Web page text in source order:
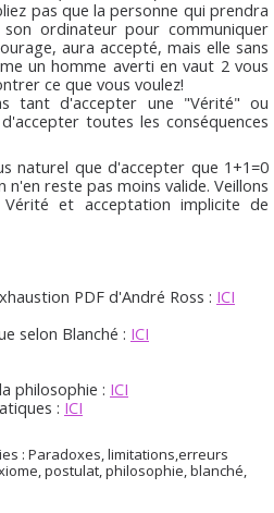
pas que la personne qui prendra
ordinateur pour communiquer
aura accepté, mais elle sans
un homme averti en vaut 2 vous
ce que vous voulez!
tant d'accepter une "Vérité" ou
toutes les conséquences
naturel que d'accepter que 1+1=0
reste pas moins valide. Veillons
et acceptation implicite de
PDF d'André Ross : ICI
selon Blanché : ICI
philosophie : ICI
: ICI
:Paradoxes, limitations,erreurs
,postulat,philosophie,blanché,